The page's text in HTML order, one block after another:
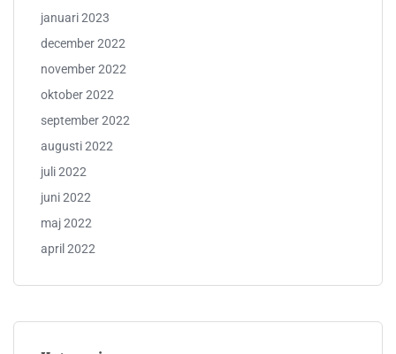
januari 2023
december 2022
november 2022
oktober 2022
september 2022
augusti 2022
juli 2022
juni 2022
maj 2022
april 2022